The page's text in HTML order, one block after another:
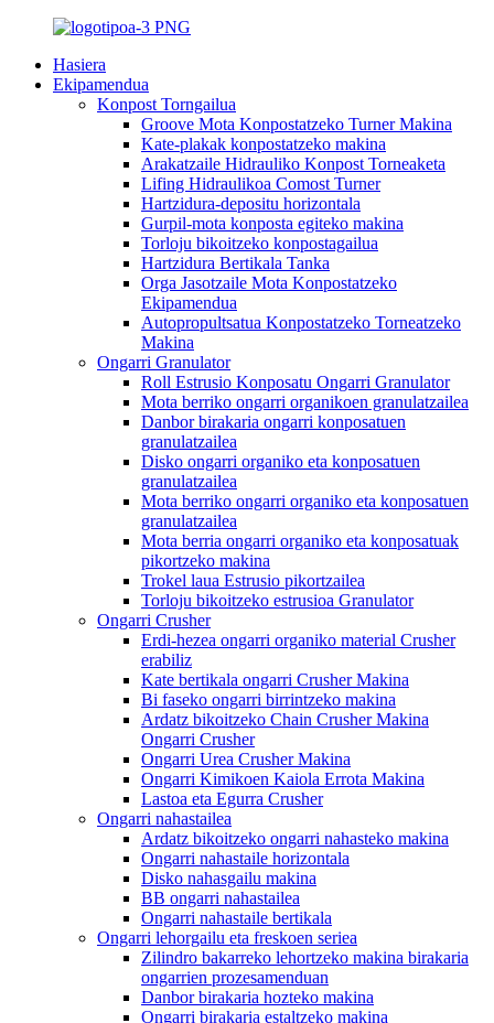
Hasiera
Ekipamendua
Konpost Torngailua
Groove Mota Konpostatzeko Turner Makina
Kate-plakak konpostatzeko makina
Arakatzaile Hidrauliko Konpost Torneaketa
Lifing Hidraulikoa Comost Turner
Hartzidura-depositu horizontala
Gurpil-mota konposta egiteko makina
Torloju bikoitzeko konpostagailua
Hartzidura Bertikala Tanka
Orga Jasotzaile Mota Konpostatzeko
Ekipamendua
Autopropultsatua Konpostatzeko Torneatzeko
Makina
Ongarri Granulator
Roll Estrusio Konposatu Ongarri Granulator
Mota berriko ongarri organikoen granulatzailea
Danbor birakaria ongarri konposatuen
granulatzailea
Disko ongarri organiko eta konposatuen
granulatzailea
Mota berriko ongarri organiko eta konposatuen
granulatzailea
Mota berria ongarri organiko eta konposatuak
pikortzeko makina
Trokel laua Estrusio pikortzailea
Torloju bikoitzeko estrusioa Granulator
Ongarri Crusher
Erdi-hezea ongarri organiko material Crusher
erabiliz
Kate bertikala ongarri Crusher Makina
Bi faseko ongarri birrintzeko makina
Ardatz bikoitzeko Chain Crusher Makina
Ongarri Crusher
Ongarri Urea Crusher Makina
Ongarri Kimikoen Kaiola Errota Makina
Lastoa eta Egurra Crusher
Ongarri nahastailea
Ardatz bikoitzeko ongarri nahasteko makina
Ongarri nahastaile horizontala
Disko nahasgailu makina
BB ongarri nahastailea
Ongarri nahastaile bertikala
Ongarri lehorgailu eta freskoen seriea
Zilindro bakarreko lehortzeko makina birakaria
ongarrien prozesamenduan
Danbor birakaria hozteko makina
Ongarri birakaria estaltzeko makina